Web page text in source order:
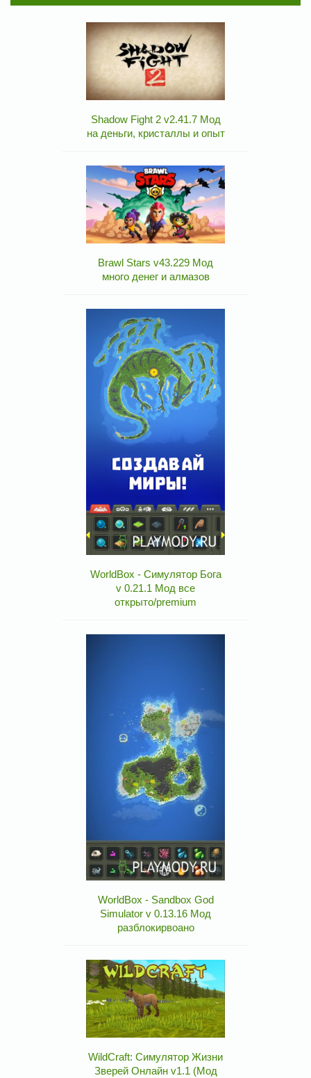
Shadow Fight 2 v2.41.7 Мод
на деньги, кристаллы и опыт
Brawl Stars v43.229 Мод
много денег и алмазов
WorldBox - Симулятор Бога
v 0.21.1 Мод все
открыто/premium
WorldBox - Sandbox God
Simulator v 0.13.16 Мод
разблокирвоано
WildCraft: Симулятор Жизни
Зверей Онлайн v1.1 (Мод